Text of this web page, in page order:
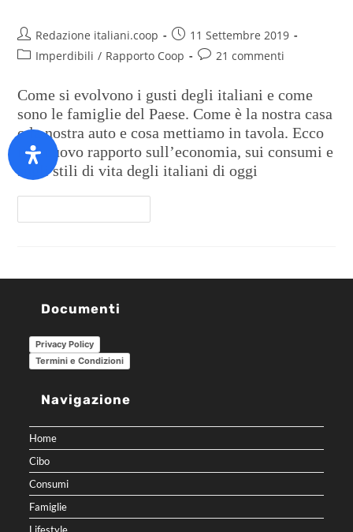
Redazione italiani.coop
11 Settembre 2019
Imperdibili / Rapporto Coop 21 commenti
Come si evolvono i gusti degli italiani e come
sono le famiglie del Paese. Come è la nostra casa
o la nostra auto e cosa mettiamo in tavola. Ecco
il il nuovo rapporto sull’economia, sui consumi e
sugli stili di vita degli italiani di oggi
Documenti
Privacy Policy
Termini e Condizioni
Navigazione
Home
Cibo
Consumi
Famiglie